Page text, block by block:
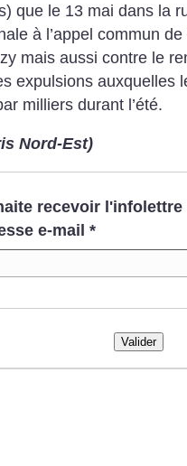
que le 13 mai dans la
à l’appel commun
mais aussi contre le
expulsions auxquelles
milliers durant l’été.
Nord-Est)
recevoir l'infolettre
e-mail *
Valider